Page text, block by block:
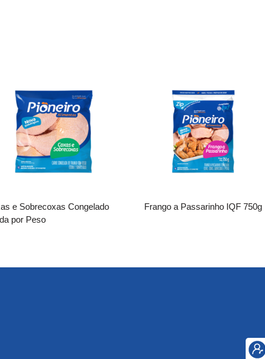
e Sobrecoxas Congelado
por Peso
Frango a Passarinho IQF 750g